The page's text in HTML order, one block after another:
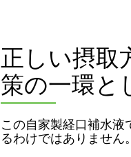
正しい摂取
策の一環と
この自家製経口補水
るわけではありません。